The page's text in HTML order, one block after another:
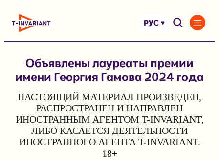
РУС
Объявлены лауреаты премии
имени Георгия Гамова 2024 года
НАСТОЯЩИЙ МАТЕРИАЛ ПРОИЗВЕДЕН,
РАСПРОСТРАНЕН И НАПРАВЛЕН
ИНОСТРАННЫМ АГЕНТОМ T-INVARIANT,
ЛИБО КАСАЕТСЯ ДЕЯТЕЛЬНОСТИ
ИНОСТРАННОГО АГЕНТА T-INVARIANT.
18+